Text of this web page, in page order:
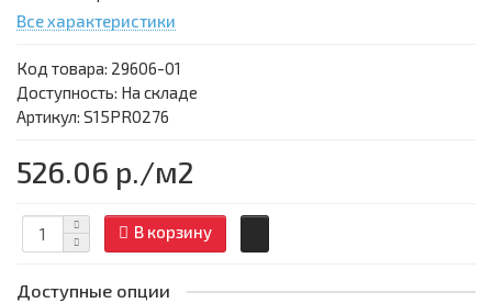
Все характеристики
Код товара: 29606-01
Доступность: На складе
Артикул: S15PR0276
526.06 р./м2
В корзину
Доступные опции